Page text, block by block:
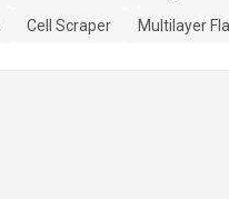
Cell Scraper Multilayer